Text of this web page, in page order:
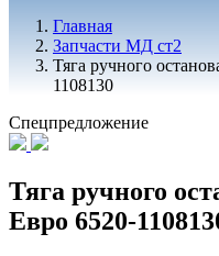
Главная
Запчасти МД ст2
Тяга ручного
1108130
Спецпредложение
Тяга ручного
Евро 6520-